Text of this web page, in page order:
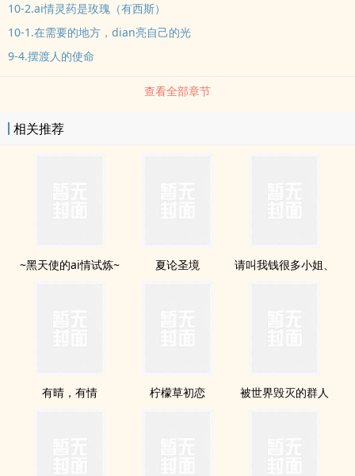
到讀者回應，是shen為作者最幸福的事，啾咪
__________________________________感謝朋友的訂購支持！訂購的朋友，
請留意配合瀏覽qi的模式：『電腦版』或『手機版』，即可順利閱
推出「濃qing蜜意任你選」jing選小說書展，《勇闖愛qing停機坪》
換比例是1:100，超級優惠！1元台幣換100PO幣。也就是扣掉尾ba兩
10-2.ai情灵药是玫瑰（有西斯）
10-1.在需要的地方，dian亮自己的光
9-4.摆渡人的使命
查看全部章节
相关推荐
~黑天使的ai情试炼~ 夏论圣境 请叫我钱很多小姐、
有晴，有情 柠檬草初恋 被世界毁灭的群人